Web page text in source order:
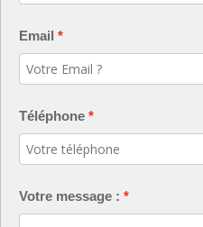
Email
Téléphone
Votre message :